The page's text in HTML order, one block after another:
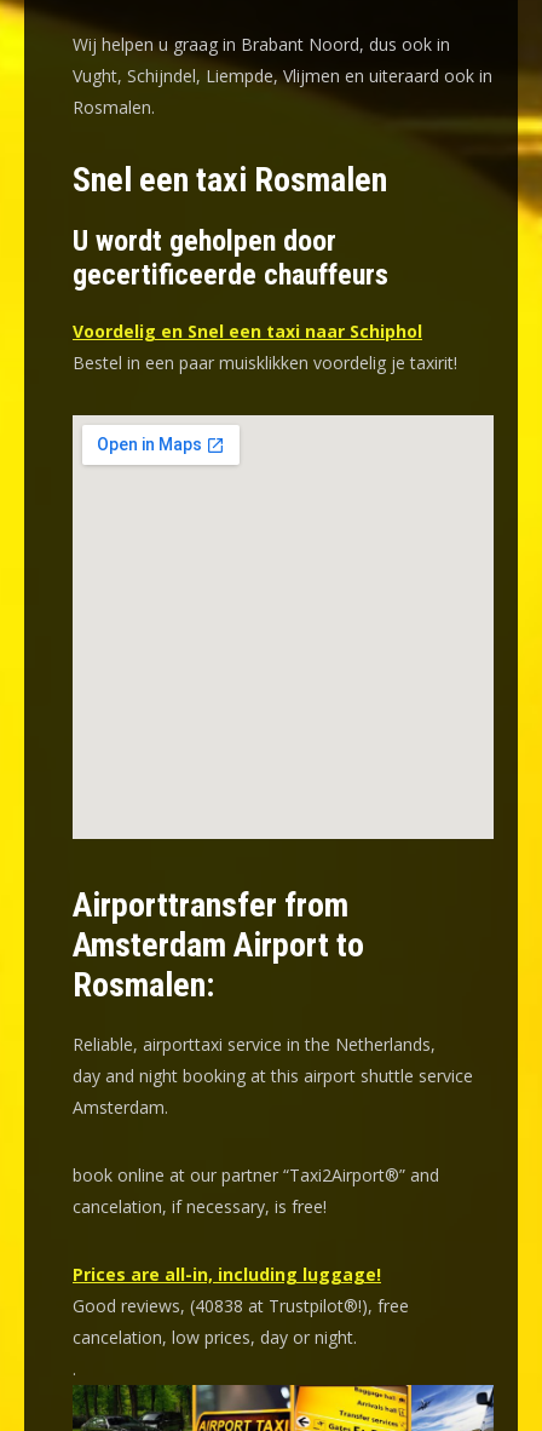
Wij helpen u graag in Brabant Noord, dus ook in
Vught, Schijndel, Liempde, Vlijmen en uiteraard ook in
Rosmalen.
Snel een taxi Rosmalen
U wordt geholpen door
gecertificeerde chauffeurs
Voordelig en Snel een taxi naar Schiphol
Bestel in een paar muisklikken voordelig je taxirit!
Airporttransfer from
Amsterdam Airport to
Rosmalen:
Reliable, airporttaxi service in the Netherlands,
day and night booking at this airport shuttle service
Amsterdam.
book online at our partner “Taxi2Airport®” and
cancelation, if necessary, is free!
Prices are all-in, including luggage!
Good reviews, (40838 at Trustpilot®!), free
cancelation, low prices, day or night.
.